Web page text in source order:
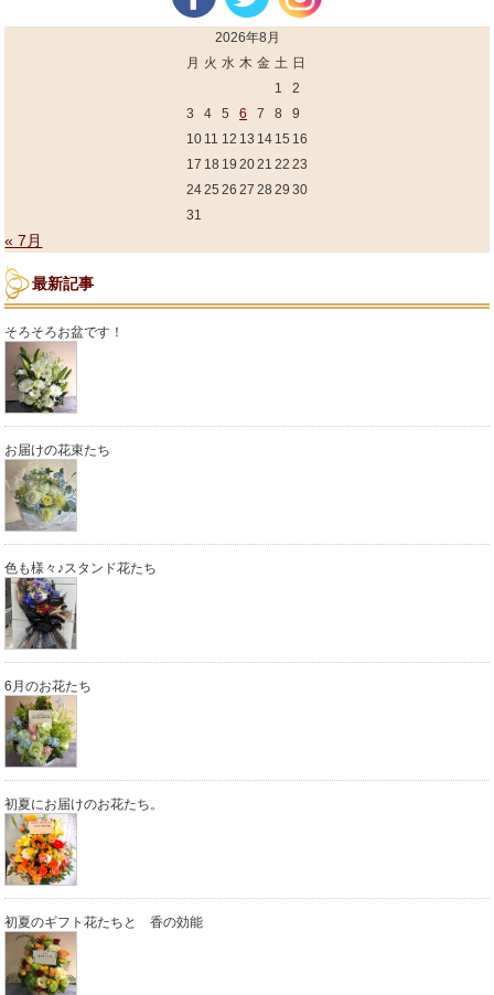
2026年8月
月 火 水 木 金 土 日
1
2
3
4 5 6 7 8
9
10 11 12 13 14 15 16
17 18 19 2021 22 23
2425 26 27 28 29 30
31
« 7月
最新記事
そろそろお盆です！
お届けの花束たち
色も様々♪スタンド花たち
6月のお花たち
初夏にお届けのお花たち。
初夏のギフト花たちと 香の効能